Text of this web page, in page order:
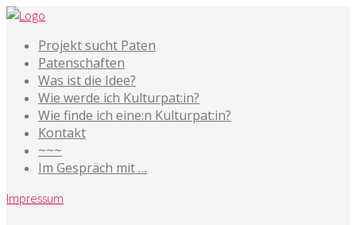
Projekt sucht Paten
Patenschaften
Was ist die Idee?
Wie werde ich Kulturpat:in?
Wie finde ich eine:n Kulturpat:in?
Kontakt
~~~
Im Gespräch mit …
Impressum